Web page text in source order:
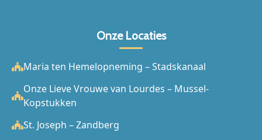
Onze Locaties
Maria ten Hemelopneming – Stadskanaal
Onze Lieve Vrouwe van Lourdes – Mussel-
Kopstukken
St. Joseph – Zandberg